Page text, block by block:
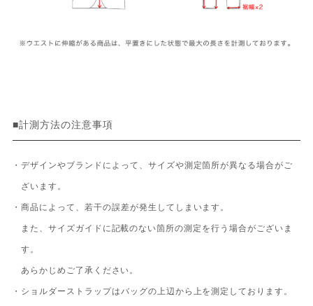
■計測方法の注意事項
・デザインやブランドによって、サイズや測定箇所が異なる場合がご
ざいます。
・商品によって、若干の誤差が発生してしまいます。
また、サイズガイドに記載のない箇所の測定を行う場合がございま
す。
あらかじめご了承ください。
・ショルダーストラップはバッグの上辺から上を測定しております。